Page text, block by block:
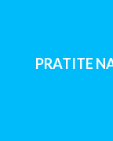
PRATITE